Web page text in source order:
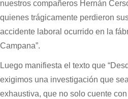
nuestros compañeros Hernán
quienes trágicamente perdieron
accidente laboral ocurrido en la
Campana”.
Luego manifiesta el texto que
exigimos una investigación que
exhaustiva, que no solo cuente